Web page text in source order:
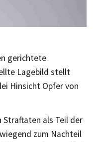
gerichtete
Lagebild stellt
Hinsicht Opfer von
Straftaten als Teil der
zum Nachteil